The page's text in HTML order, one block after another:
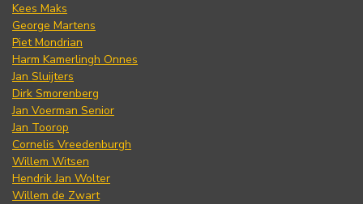
Kees Maks
George Martens
Piet Mondrian
Harm Kamerlingh Onnes
Jan Sluijters
Dirk Smorenberg
Jan Voerman Senior
Jan Toorop
Cornelis Vreedenburgh
Willem Witsen
Hendrik Jan Wolter
Willem de Zwart